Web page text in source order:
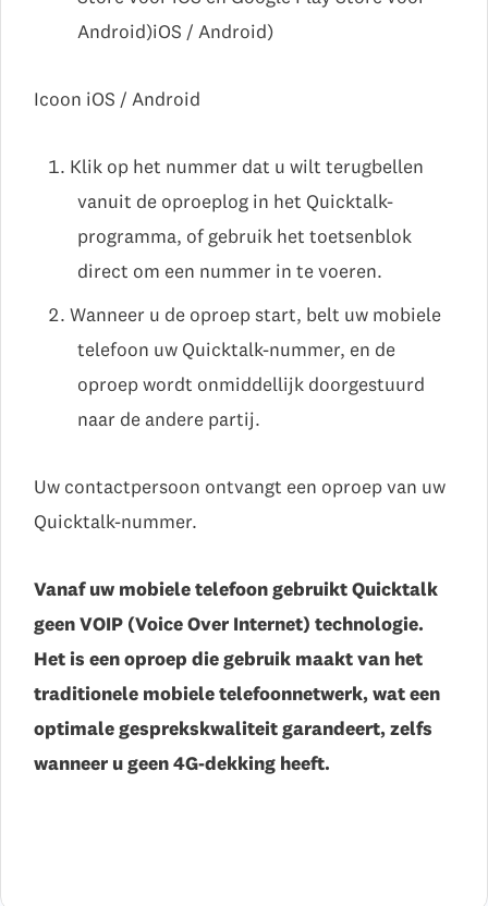
Android)iOS / Android)
Icoon iOS / Android
Klik op het nummer dat u wilt terugbellen
vanuit de oproeplog in het Quicktalk-
programma, of gebruik het toetsenblok
direct om een nummer in te voeren.
Wanneer u de oproep start, belt uw mobiele
telefoon uw Quicktalk-nummer, en de
oproep wordt onmiddellijk doorgestuurd
naar de andere partij.
Uw contactpersoon ontvangt een oproep van uw
Quicktalk-nummer.
Vanaf uw mobiele telefoon gebruikt Quicktalk
geen VOIP (Voice Over Internet) technologie.
Het is een oproep die gebruik maakt van het
traditionele mobiele telefoonnetwerk, wat een
optimale gesprekskwaliteit garandeert, zelfs
wanneer u geen 4G-dekking heeft.